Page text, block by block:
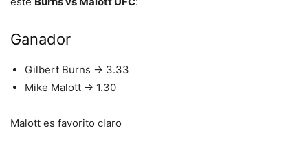
Ganador
Gilbert Burns → 3.33
Mike Malott → 1.30
Malott es favorito claro